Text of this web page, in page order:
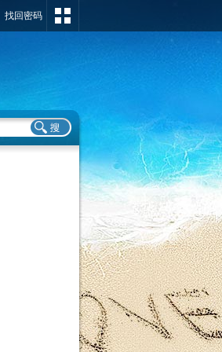
找回密码